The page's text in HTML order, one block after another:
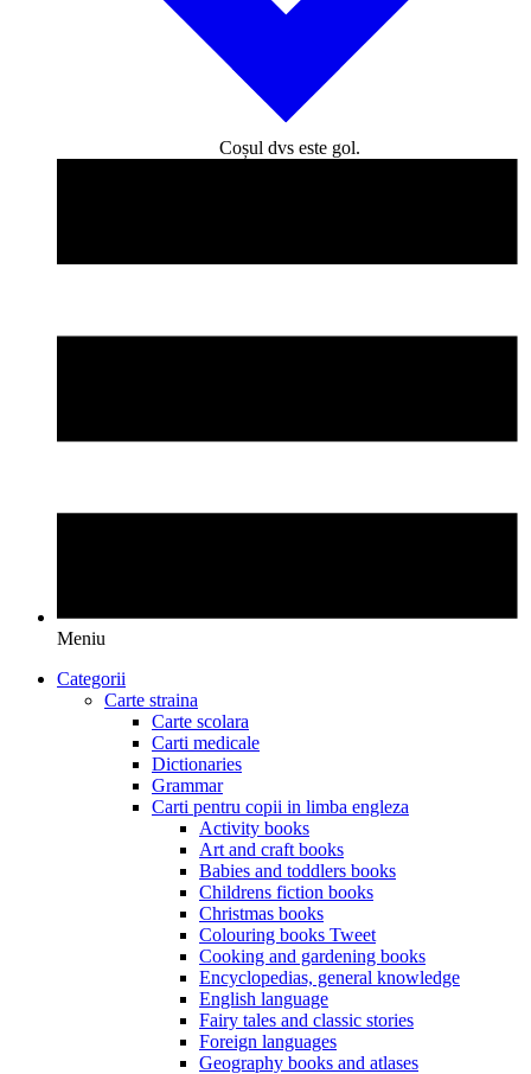
Coșul dvs este gol.
Meniu
Categorii
Carte straina
Carte scolara
Carti medicale
Dictionaries
Grammar
Carti pentru copii in limba engleza
Activity books
Art and craft books
Babies and toddlers books
Childrens fiction books
Christmas books
Colouring books Tweet
Cooking and gardening books
Encyclopedias, general knowledge
English language
Fairy tales and classic stories
Foreign languages
Geography books and atlases